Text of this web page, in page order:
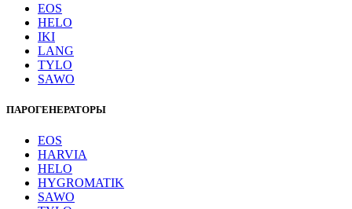
EOS
HELO
IKI
LANG
TYLO
SAWO
ПАРОГЕНЕРАТОРЫ
EOS
HARVIA
HELO
HYGROMATIK
SAWO